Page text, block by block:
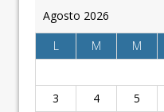
Agosto 2026
L
M M
3
4 5